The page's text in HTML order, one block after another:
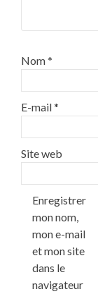
Nom*
E-mail*
Site web
Enregistrer
mon nom,
mon e-mail
et mon site
dans le
navigateur